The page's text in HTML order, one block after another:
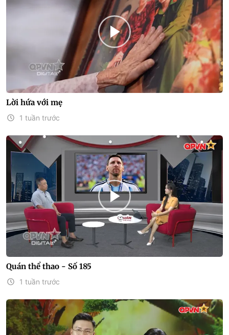
Lời hứa với mẹ
1 tuần trước
Quán thể thao - Số 185
1 tuần trước